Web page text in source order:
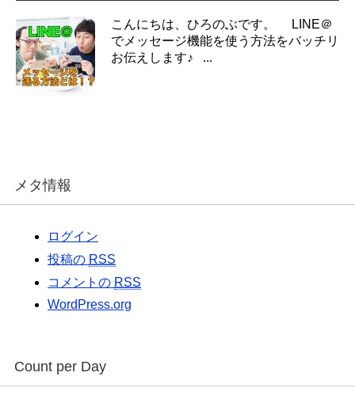
こんにちは、ひろのぶです。 LINE＠
でメッセージ機能を使う方法をバッチリ
お伝えします♪ ...
メタ情報
ログイン
投稿の RSS
コメントの RSS
WordPress.org
Count per Day